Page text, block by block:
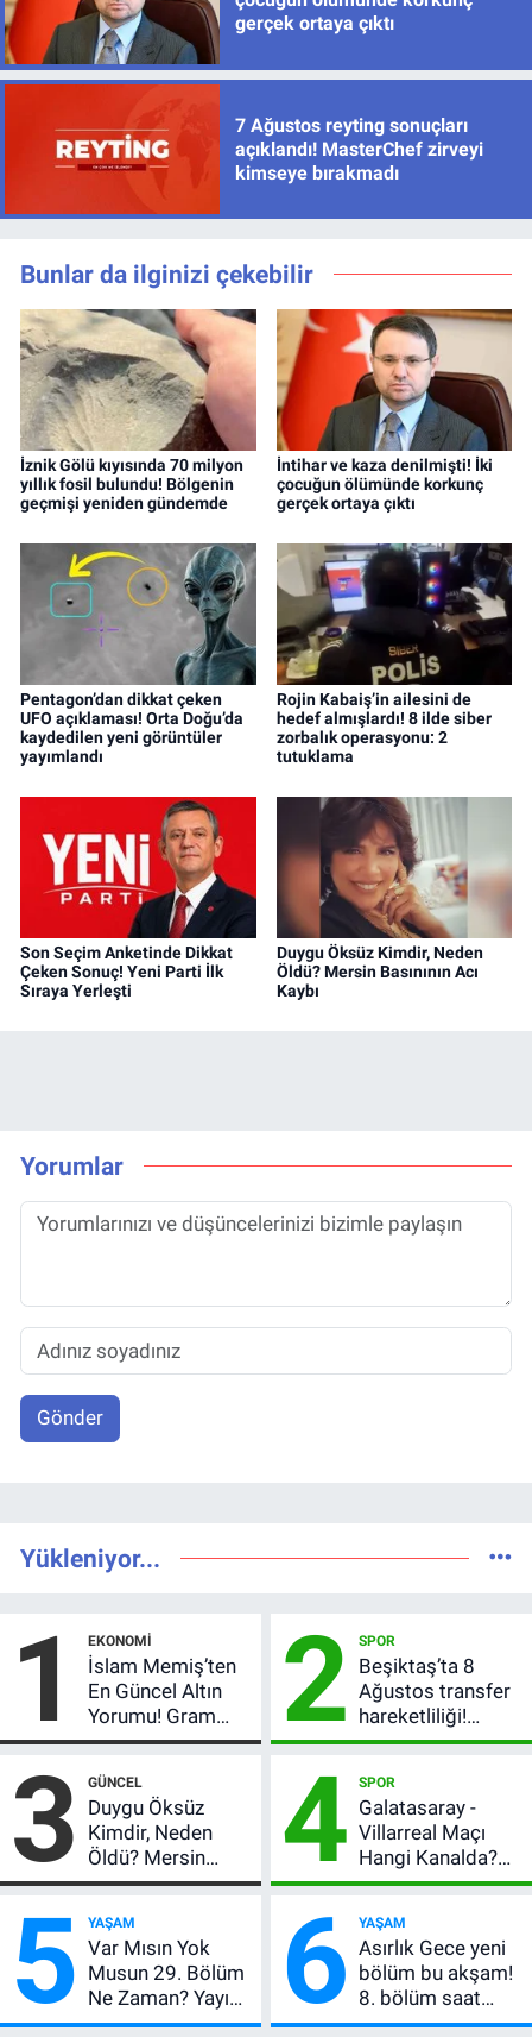
gerçek ortaya çıktı
7 Ağustos reyting sonuçları
açıklandı! MasterChef zirveyi
kimseye bırakmadı
Bunlar da ilginizi çekebilir
İznik Gölü kıyısında 70 milyon
yıllık fosil bulundu! Bölgenin
geçmişi yeniden gündemde
İntihar ve kaza denilmişti! İki
çocuğun ölümünde korkunç
gerçek ortaya çıktı
Pentagon’dan dikkat çeken
UFO açıklaması! Orta Doğu’da
kaydedilen yeni görüntüler
yayımlandı
Rojin Kabaiş’in ailesini de
hedef almışlardı! 8 ilde siber
zorbalık operasyonu: 2
tutuklama
Son Seçim Anketinde Dikkat
Çeken Sonuç! Yeni Parti İlk
Sıraya Yerleşti
Duygu Öksüz Kimdir, Neden
Öldü? Mersin Basınının Acı
Kaybı
Yorumlar
Gönder
Yükleniyor...
1 EKONOMI
İslam Memiş’ten
En Güncel Altın
Yorumu! Gram
Altın İçin 6.350 TL
Beklentisi
Değişmedi
2 SPOR
Beşiktaş’ta 8
Ağustos transfer
hareketliliği!
Yönetim 5 bölge
bastı
3 GÜNCEL
Duygu Öksüz
Kimdir, Neden
Öldü? Mersin
Basınının Acı
4 SPOR
Galatasaray -
Villarreal Maçı
Hangi Kanalda?
Hazırlık Maçı Ne
Kaçta, Nereden
İzlenir?
5 YAŞAM
Var Mısın Yok
Musun 29. Bölüm
Ne Zaman? Yayın
Günü Değişti, Yeni
6 YAŞAM
Asırlık Gece yeni
bölüm bu akşam!
8. bölüm saat
kaçta, TRT 1 canlı